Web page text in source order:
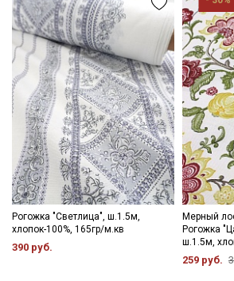
Рогожка "Светлица", ш.1.5м,
хлопок-100%, 165гр/м.кв
390 руб.
Мерный
Рогожка
ш.1.5м,
259 руб.
Даю Согласие на получение
информационных рассылок